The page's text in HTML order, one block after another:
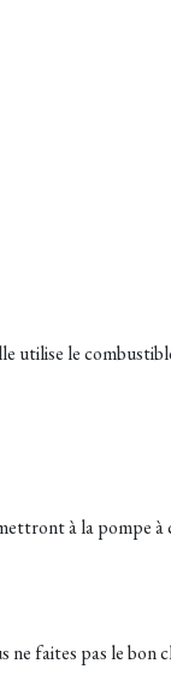
le
à la pompe à
ne faites pas le bon